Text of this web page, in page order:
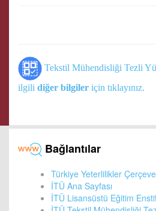
Tekstil Mühendisliği Tezli
ilgili diğer bilgiler için tıklayınız.
Bağlantılar
Türkiye Yeterlilikler
İTÜ Ana Sayfası
İTÜ Lisansüstü Eğitim